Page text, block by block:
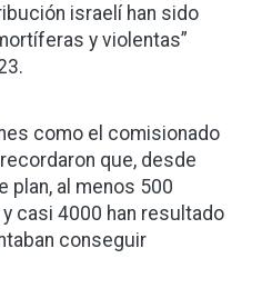
israelí han sido
y violentas”
como el comisionado
que, desde
plan, al menos 500
casi 4000 han resultado
conseguir